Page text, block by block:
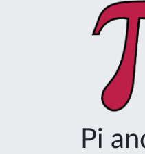
Pi